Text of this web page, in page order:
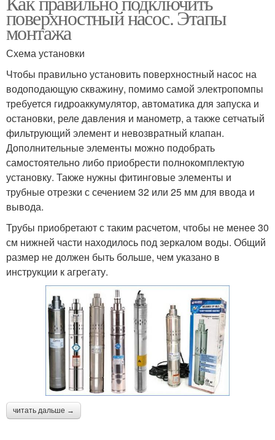
поверхностный насос. Этапы
монтажа
Схема установки
Чтобы правильно установить поверхностный насос на
водоподающую скважину, помимо самой электропомпы
требуется гидроаккумулятор, автоматика для запуска и
остановки, реле давления и манометр, а также сетчатый
фильтрующий элемент и невозвратный клапан.
Дополнительные элементы можно подобрать
самостоятельно либо приобрести полнокомплектую
установку. Также нужны фитинговые элементы и
трубные отрезки с сечением 32 или 25 мм для ввода и
вывода.
Трубы приобретают с таким расчетом, чтобы не менее 30
см нижней части находилось под зеркалом воды. Общий
размер не должен быть больше, чем указано в
инструкции к агрегату.
читать дальше →